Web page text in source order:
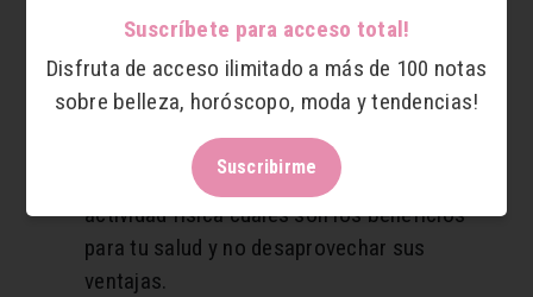
kilos, ya que ante la imposibilidad de realizar
el fin, podés desilusionarte y dejar tu rutina
rápidamente. Lo mejor es plantearse metas
cortas y concretas, de ese modo verás los
resultados que esperabas.
Capacitate: conocé antes de cualquier
actividad física cuáles son los beneficios
para tu salud y no desaprovechar sus
ventajas.
Suscríbete para acceso total!
Disfruta de acceso ilimitado a más de 100 notas
sobre belleza, horóscopo, moda y tendencias!
Suscribirme